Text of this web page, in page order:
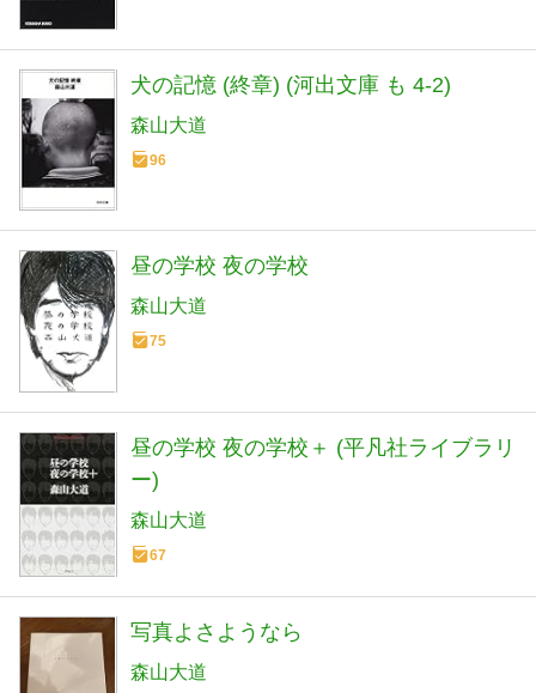
犬の記憶 (終章) (河出文庫 も 4-2)
森山大道
96
昼の学校 夜の学校
森山大道
75
昼の学校 夜の学校＋ (平凡社ライブラリ
ー)
森山大道
67
写真よさようなら
森山大道